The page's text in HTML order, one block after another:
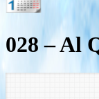
028 – Al